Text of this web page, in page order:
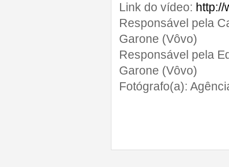
Link do vídeo: http://
Responsável pela
Garone (Vôvo)
Responsável pela
Garone (Vôvo)
Fotógrafo(a):